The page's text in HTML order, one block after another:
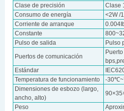
Clase de precisión
Clase
Consumo de energía
<2W /
Corriente de arranque
Constante
Pulso de salida
Pulso
Puertos de comunicación
Estándar
Temperatura de funcionamiento
-
Dimensiones de esbozo (largo,
ancho, alto)
Peso